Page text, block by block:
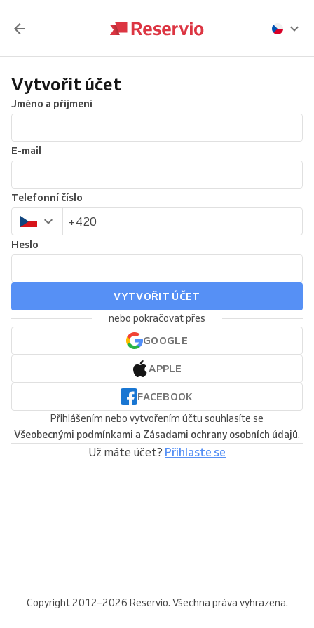
Vytvořit účet
Jméno a příjmení
E-mail
Telefonní číslo
Heslo
VYTVOŘIT ÚČET
nebo pokračovat přes
GOOGLE
APPLE
FACEBOOK
Přihlášením nebo vytvořením účtu souhlasíte se
Všeobecnými podmínkami a Zásadami ochrany osobních údajů.
Už máte účet? Přihlaste se
Copyright 2012–2026 Reservio. Všechna práva vyhrazena.